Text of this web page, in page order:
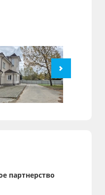
партнерство